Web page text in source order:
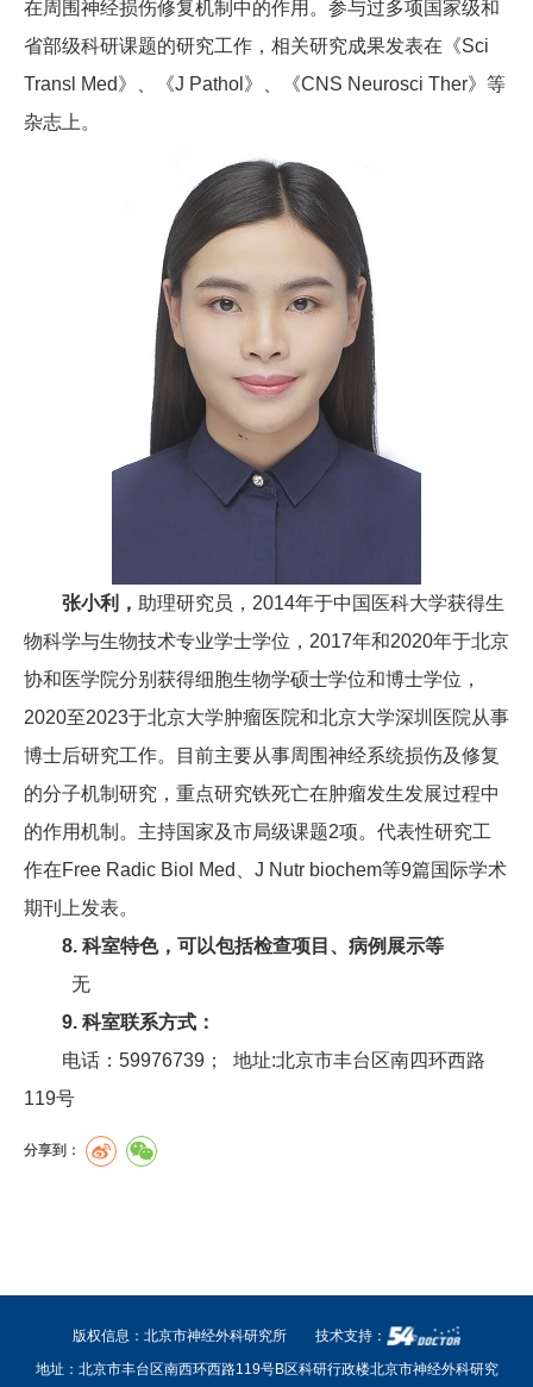
在周围神经损伤修复机制中的作用。参与过多项国家级和
省部级科研课题的研究工作，相关研究成果发表在《Sci
Transl Med》、《J Pathol》、《CNS Neurosci Ther》等
杂志上。
张小利， 助理研究员，2014年于中国医科大学获得生
物科学与生物技术专业学士学位，2017年和2020年于北京
协和医学院分别获得细胞生物学硕士学位和博士学位，
2020至2023于北京大学肿瘤医院和北京大学深圳医院从事
博士后研究工作。目前主要从事周围神经系统损伤及修复
的分子机制研究，重点研究铁死亡在肿瘤发生发展过程中
的作用机制。主持国家及市局级课题2项。代表性研究工
作在Free Radic Biol Med、J Nutr biochem等9篇国际学术
期刊上发表。
8. 科室特色，可以包括检查项目、病例展示等
无
9. 科室联系方式：
电话：59976739； 地址:北京市丰台区南四环西路
119号
分享到：
版权信息：北京市神经外科研究所 技术支持：
地址：北京市丰台区南西环西路119号B区科研行政楼北京市神经外科研究